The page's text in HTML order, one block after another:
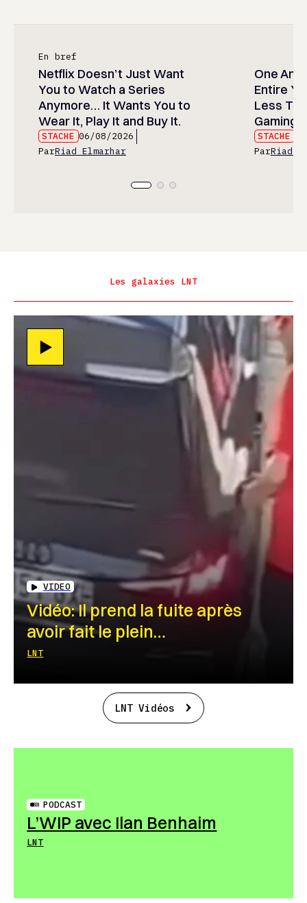
En bref
Netflix Doesn’t Just Want
You to Watch a Series
Anymore… It Wants You to
Wear It, Play It and Buy It.
STACHE 06/08/2026
ParRiad Elmarhar
One
Entire
Less
Gaming
STACHE
ParRiad
Les galaxies LNT
VIDEO
Vidéo: Il prend la fuite après
avoir fait le plein…
LNT
LNT Vidéos
PODCAST
L’WIP avec Ilan Benhaim
LNT